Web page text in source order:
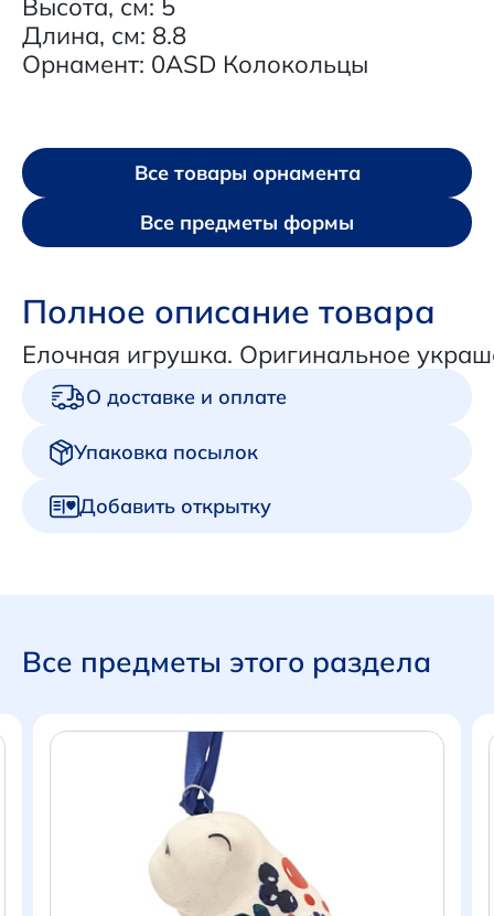
Высота, см: 5
Длина, см: 8.8
Орнамент: 0ASD Колокольцы
Все товары орнамента
Все предметы формы
Полное описание товара
Елочная игрушка. Оригинальное
О доставке и оплате
Упаковка посылок
Добавить открытку
Все предметы этого раздела